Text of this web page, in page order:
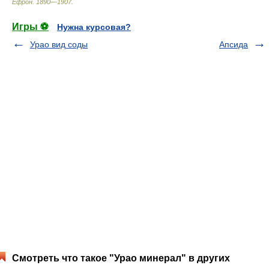
Ефрон 1890—1907.
Игры ⚽
Нужна курсовая?
Урао вид соды
Апсида
Смотреть что такое "Урао минерал" в других